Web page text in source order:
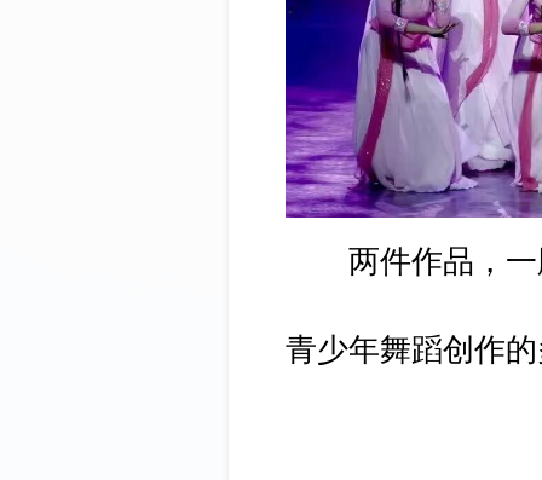
两件作品，一
青少年舞蹈创作